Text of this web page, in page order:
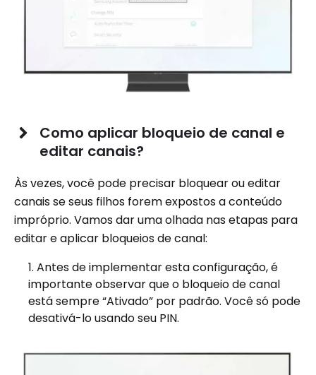
Como aplicar bloqueio de canal e
editar canais?
Às vezes, você pode precisar bloquear ou editar
canais se seus filhos forem expostos a conteúdo
impróprio. Vamos dar uma olhada nas etapas para
editar e aplicar bloqueios de canal:
Antes de implementar esta configuração, é
importante observar que o bloqueio de canal
está sempre “Ativado” por padrão. Você só pode
desativá-lo usando seu PIN.